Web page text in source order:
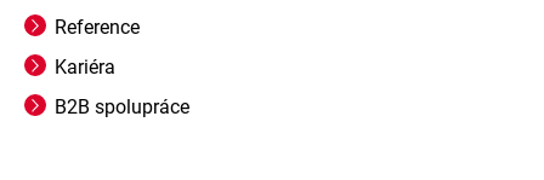
Reference
Kariéra
B2B spolupráce